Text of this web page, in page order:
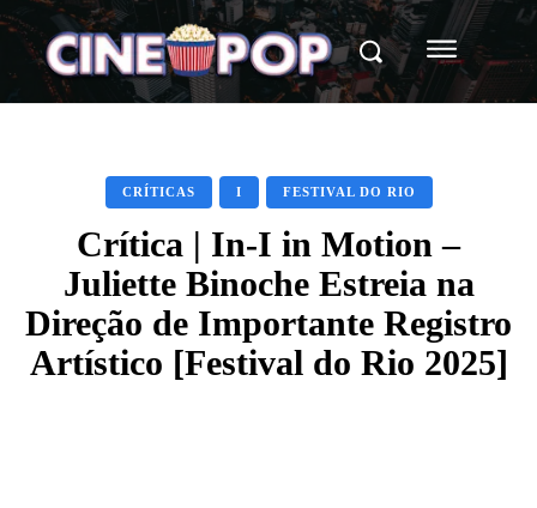
CRÍTICAS I FESTIVAL DO RIO
Crítica | In-I in Motion –
Juliette Binoche Estreia na
Direção de Importante Registro
Artístico [Festival do Rio 2025]